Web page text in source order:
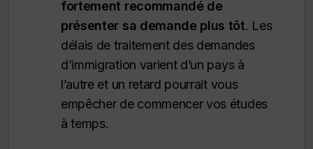
fortement recommandé de
présenter sa demande plus tôt. Les
délais de traitement des demandes
d’immigration varient d’un pays à
l’autre et un retard pourrait vous
empêcher de commencer vos études
à temps.